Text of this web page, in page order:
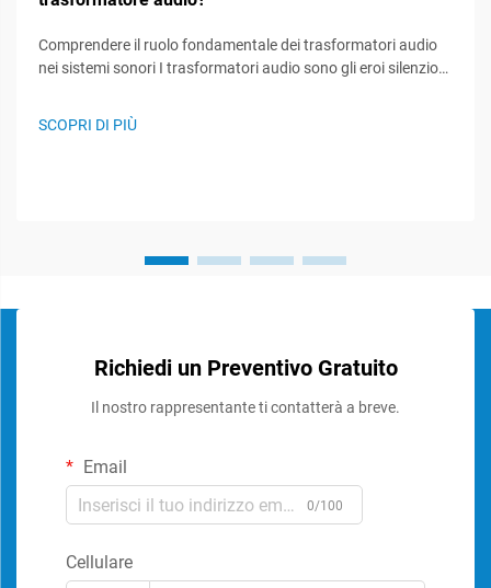
Comprendere il ruolo fondamentale dei trasformatori audio
nei sistemi sonori I trasformatori audio sono gli eroi silenziosi
mantenimento dell'integrità del segnale e nell'assicurare
prestazioni audio ottimali. Questi componenti specializzati...
SCOPRI DI PIÙ
Richiedi un Preventivo Gratuito
Il nostro rappresentante ti contatterà a breve.
Email
0/100
Cellulare